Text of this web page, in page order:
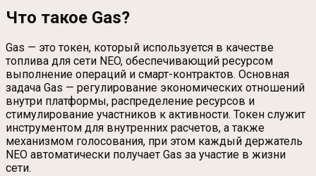
Что такое Gas?
Gas — это токен, который используется в качестве
топлива для сети NEO, обеспечивающий ресурсом
выполнение операций и смарт-контрактов. Основная
задача Gas — регулирование экономических отношений
внутри платформы, распределение ресурсов и
стимулирование участников к активности. Токен служит
инструментом для внутренних расчетов, а также
механизмом голосования, при этом каждый держатель
NEO автоматически получает Gas за участие в жизни
сети.